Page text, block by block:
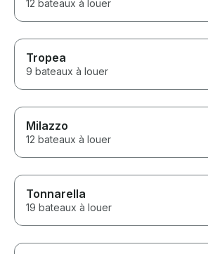
12 bateaux à louer
Tropea
9 bateaux à louer
Milazzo
12 bateaux à louer
Tonnarella
19 bateaux à louer